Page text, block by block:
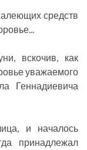
средств
вскочив, как
уважаемого
Геннадиевича
и началось
принадлежал